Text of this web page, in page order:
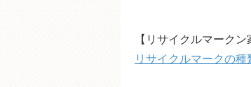
【リサイクルマークン
リサイクルマークの種